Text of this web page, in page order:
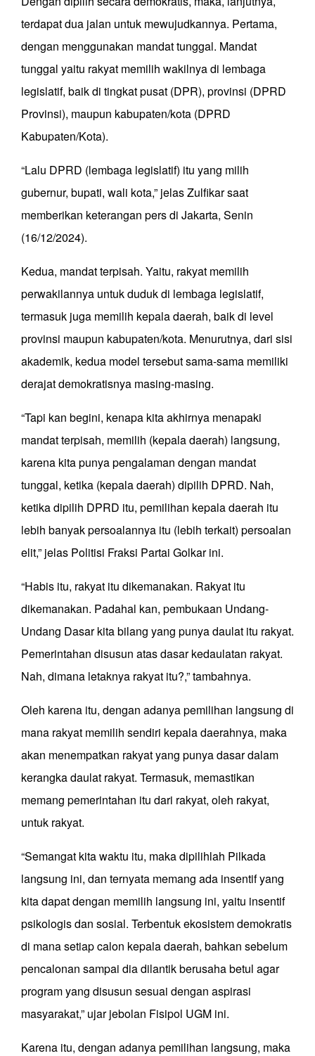
terdapat dua jalan untuk mewujudkannya. Pertama,
dengan menggunakan mandat tunggal. Mandat
tunggal yaitu rakyat memilih wakilnya di lembaga
legislatif, baik di tingkat pusat (DPR), provinsi (DPRD
Provinsi), maupun kabupaten/kota (DPRD
Kabupaten/Kota).
“Lalu DPRD (lembaga legislatif) itu yang milih
gubernur, bupati, wali kota,” jelas Zulfikar saat
memberikan keterangan pers di Jakarta, Senin
(16/12/2024).
Kedua, mandat terpisah. Yaitu, rakyat memilih
perwakilannya untuk duduk di lembaga legislatif,
termasuk juga memilih kepala daerah, baik di level
provinsi maupun kabupaten/kota. Menurutnya, dari sisi
akademik, kedua model tersebut sama-sama memiliki
derajat demokratisnya masing-masing.
“Tapi kan begini, kenapa kita akhirnya menapaki
mandat terpisah, memilih (kepala daerah) langsung,
karena kita punya pengalaman dengan mandat
tunggal, ketika (kepala daerah) dipilih DPRD. Nah,
ketika dipilih DPRD itu, pemilihan kepala daerah itu
lebih banyak persoalannya itu (lebih terkait) persoalan
elit,” jelas Politisi Fraksi Partai Golkar ini.
“Habis itu, rakyat itu dikemanakan. Rakyat itu
dikemanakan. Padahal kan, pembukaan Undang-
Undang Dasar kita bilang yang punya daulat itu rakyat.
Pemerintahan disusun atas dasar kedaulatan rakyat.
Nah, dimana letaknya rakyat itu?,” tambahnya.
Oleh karena itu, dengan adanya pemilihan langsung di
mana rakyat memilih sendiri kepala daerahnya, maka
akan menempatkan rakyat yang punya dasar dalam
kerangka daulat rakyat. Termasuk, memastikan
memang pemerintahan itu dari rakyat, oleh rakyat,
untuk rakyat.
“Semangat kita waktu itu, maka dipilihlah Pilkada
langsung ini, dan ternyata memang ada insentif yang
kita dapat dengan memilih langsung ini, yaitu insentif
psikologis dan sosial. Terbentuk ekosistem demokratis
di mana setiap calon kepala daerah, bahkan sebelum
pencalonan sampai dia dilantik berusaha betul agar
program yang disusun sesuai dengan aspirasi
masyarakat,” ujar jebolan Fisipol UGM ini.
Karena itu, dengan adanya pemilihan langsung, maka